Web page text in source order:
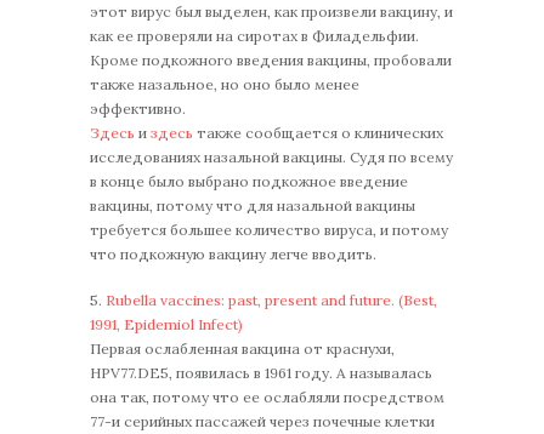
этот вирус был выделен, как произвели вакцину, и
как ее проверяли на сиротах в Филадельфии.
Кроме подкожного введения вакцины, пробовали
также назальное, но оно было менее
эффективно.
Здесь и здесь также сообщается о клинических
исследованиях назальной вакцины. Судя по всему
в конце было выбрано подкожное введение
вакцины, потому что для назальной вакцины
требуется большее количество вируса, и потому
что подкожную вакцину легче вводить.
5. Rubella vaccines: past, present and future. (Best,
1991, Epidemiol Infect)
Первая ослабленная вакцина от краснухи,
HPV77.DE5, появилась в 1961 году. А называлась
она так, потому что ее ослабляли посредством
77-и серийных пассажей через почечные клетки